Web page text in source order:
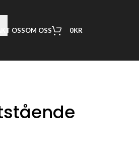
OSSOM OSS 0KR